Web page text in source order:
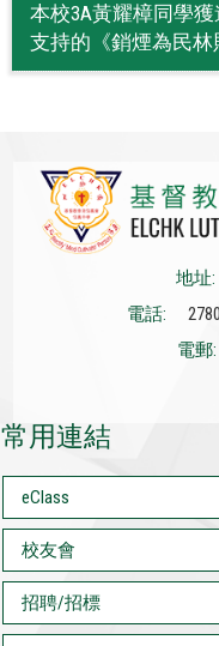
本校3A黃耀樟同學
支持的《銷煙為民林
地址:
電話:
電郵:
常用連結
eClass
校友會
招聘/招標